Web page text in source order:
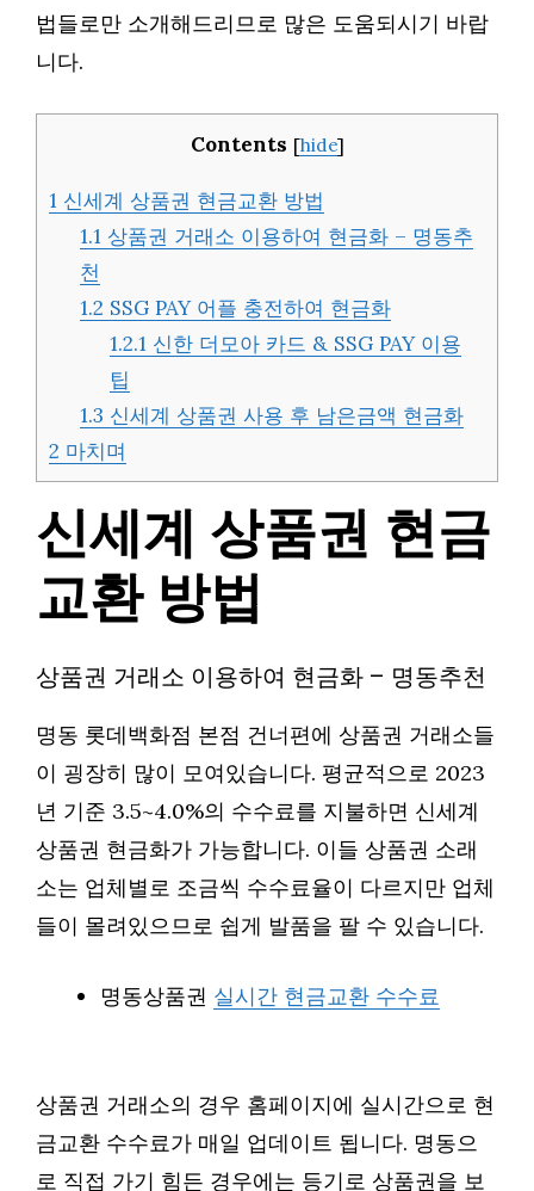
법들로만 소개해드리므로 많은 도움되시기 바랍
니다.
Contents [hide]
1 신세계 상품권 현금교환 방법
1.1상품권 거래소 이용하여 현금화 – 명동추
천
1.2 SSG PAY 어플 충전하여 현금화
1.2.1 신한 더모아 카드 & SSG PAY 이용
팁
1.3 신세계 상품권 사용 후 남은금액 현금화
2 마치며
신세계 상품권 현금
교환 방법
상품권 거래소 이용하여 현금화 – 명동추천
명동 롯데백화점 본점 건너편에 상품권 거래소들
이 굉장히 많이 모여있습니다. 평균적으로 2023
년 기준 3.5~4.0%의 수수료를 지불하면 신세계
상품권 현금화가 가능합니다. 이들 상품권 소래
소는 업체별로 조금씩 수수료율이 다르지만 업체
들이 몰려있으므로 쉽게 발품을 팔 수 있습니다.
명동상품권 실시간 현금교환 수수료
상품권 거래소의 경우 홈페이지에 실시간으로 현
금교환 수수료가 매일 업데이트 됩니다. 명동으
로 직접 가기 힘든 경우에는 등기로 상품권을 보